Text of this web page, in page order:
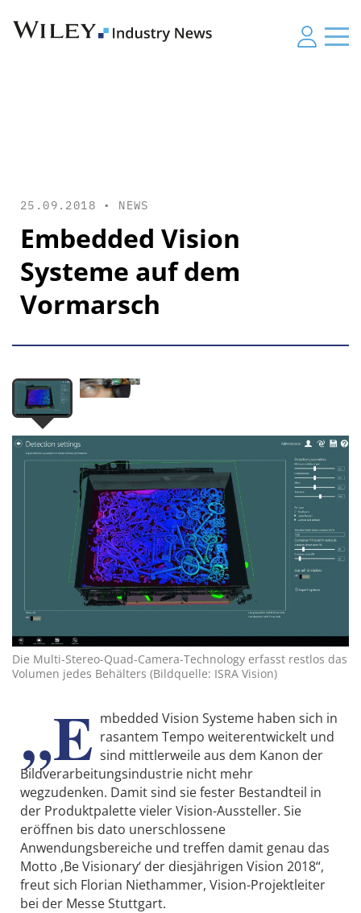
25.09.2018 • NEWS
Embedded Vision
Systeme auf dem
Vormarsch
Die Multi-Stereo-Quad-Camera-Technology erfasst restlos das
Volumen jedes Behälters (Bildquelle: ISRA Vision)
„E mbedded Vision Systeme haben sich in
rasantem Tempo weiterentwickelt und
sind mittlerweile aus dem Kanon der
Bildverarbeitungsindustrie nicht mehr
wegzudenken. Damit sind sie fester Bestandteil in
der Produktpalette vieler Vision-Aussteller. Sie
eröffnen bis dato unerschlossene
Anwendungsbereiche und treffen damit genau das
Motto ‚Be Visionary‘ der diesjährigen Vision 2018“,
freut sich Florian Niethammer, Vision-Projektleiter
bei der Messe Stuttgart.